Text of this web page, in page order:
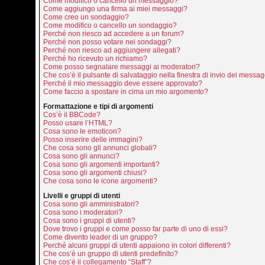
Come aggiungo una firma ai miei messaggi?
Come creo un sondaggio?
Come modifico o cancello un sondaggio?
Perché non riesco ad accedere a un forum?
Perché non posso votare nei sondaggi?
Perché non riesco ad aggiungere allegati?
Perché ho ricevuto un richiamo?
Come posso segnalare messaggi ai moderatori?
Che cos’è il pulsante di salvataggio nella finestra di invio dei
Perché il mio messaggio deve essere approvato?
Come faccio a spostare in cima un mio argomento?
Formattazione e tipi di argomenti
Cos’è il BBCode?
Posso usare l’HTML?
Cosa sono le emoticon?
Posso inserire delle immagini?
Che cosa sono gli annunci globali?
Cosa sono gli annunci?
Cosa sono gli argomenti importanti?
Cosa sono gli argomenti chiusi?
Che cosa sono le icone argomenti?
Livelli e gruppi di utenti
Cosa sono gli amministratori?
Cosa sono i moderatori?
Cosa sono i gruppi di utenti?
Dove trovo i gruppi e come posso far parte di uno di essi?
Come divento leader di un gruppo?
Perché alcuni gruppi di utenti appaiono in colori differenti?
Che cos’è un gruppo di utenti predefinito?
Che cos’è il collegamento “Staff”?